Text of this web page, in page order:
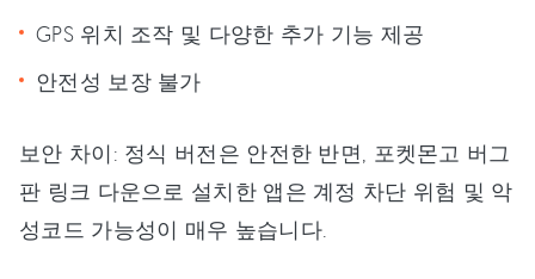
GPS 위치 조작 및 다양한 추가 기능 제공
안전성 보장 불가
보안 차이: 정식 버전은 안전한 반면, 포켓몬고 버그
판 링크 다운으로 설치한 앱은 계정 차단 위험 및 악
성코드 가능성이 매우 높습니다.